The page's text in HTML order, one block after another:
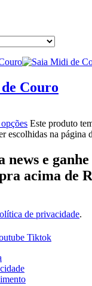
Couro
Este produto
escolhidas na página
news e
acima de
de privacidade.
Tiktok